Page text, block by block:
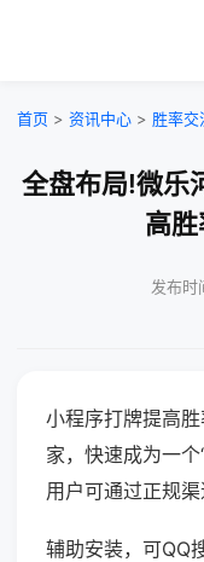
首页 > 资讯中心 > 胜率交
全盘布局!微乐
高
发布
小程序打牌提高
家，快速成为一
用户可通过正规渠
辅助安装，可QQ